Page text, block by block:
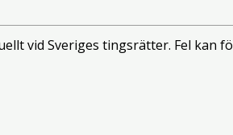
vid Sveriges tingsrätter. Fel kan